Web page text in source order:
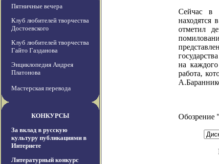
Пятничные вечера
Клуб любителей творчества
Достоевского
Клуб любителей творчества
Гайто Газданова
Энциклопедия Андрея
Платонова
Мастерская перевода
КОНКУРСЫ
За вклад в русскую
культуру публикациями в
Интернете
Литературный конкурс
Сейчас в
находятся
отметил
на
работа,
Обозрение